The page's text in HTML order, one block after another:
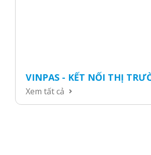
VINPAS - KẾT NỐI THỊ
Xem tất cả